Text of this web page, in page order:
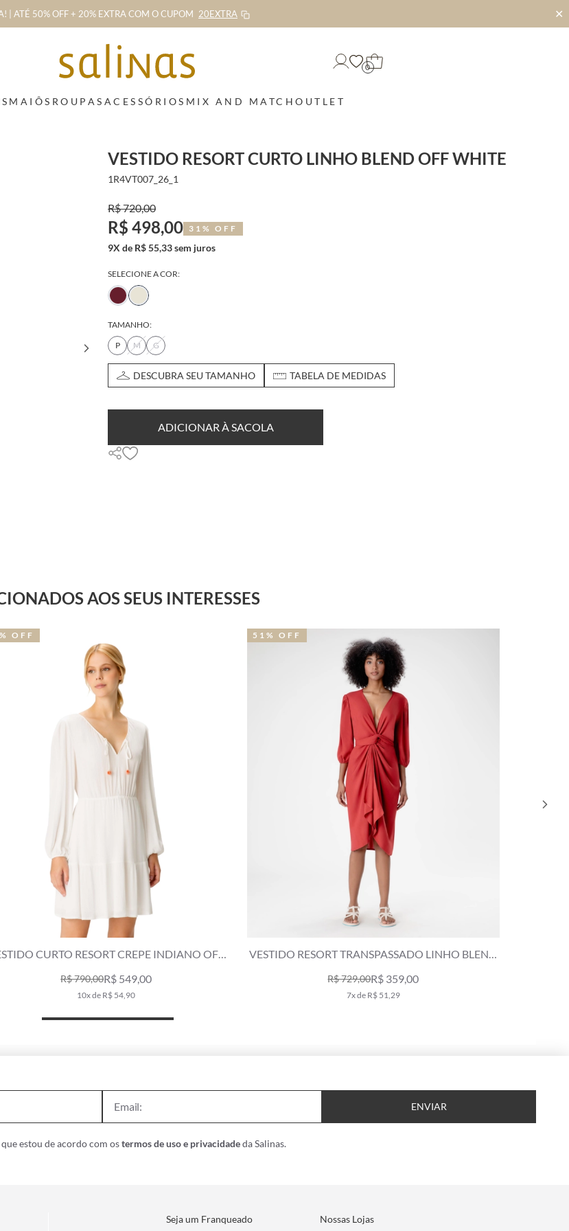
| ATÉ 50% OFF + 20% EXTRA COM O CUPOM 20EXTRA ✕
0
MAIÔS ROUPAS ACESSÓRIOS MIX AND MATCHOUTLET
VESTIDO RESORT CURTO LINHO BLEND OFF WHITE
1R4VT007_26_1
R$ 720,00
R$ 498,00 31% OFF
9X de R$ 55,33 sem juros
SELECIONE A COR:
TAMANHO:
P
M G
DESCUBRA SEU TAMANHO TABELA DE MEDIDAS
ADICIONAR À SACOLA
AOS SEUS INTERESSES
CURTO RESORT CREPE INDIANO OFF
R$ 790,00R$ 549,00
10x de R$ 54,90
OFF
VESTIDO RESORT TRANSPASSADO LINHO BLEND
R$ 729,00R$ 359,00
7x de R$ 51,29
51% OFF
ENVIAR
estou de acordo com ostermos de uso e privacidadeda Salinas.
Seja um Franqueado Nossas Lojas